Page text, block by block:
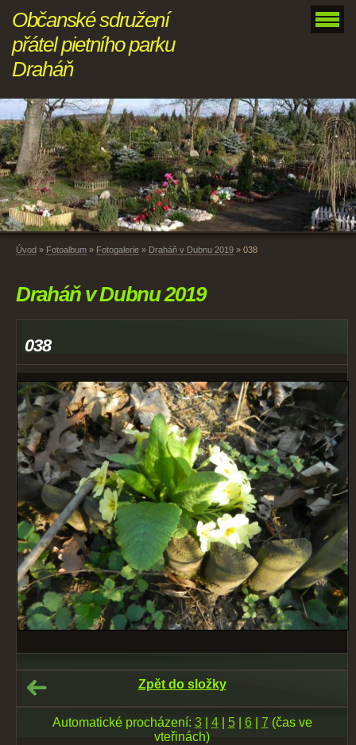
Občanské sdružení
přátel pietního parku
Draháň
Úvod » Fotoalbum » Fotogalerie » Draháň v Dubnu 2019 » 038
Draháň v Dubnu 2019
038
Zpět do složky
Automatické procházení: 3| 4| 5| 6| 7 (čas ve
vteřinách)